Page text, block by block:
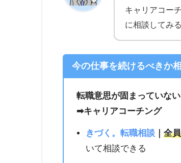
キャリアコー
に相談してみ
今の仕事を続けるべきか
転職意思が固まっていな
➡︎キャリアコーチング
きづく。転職相談 ｜全
いて相談できる